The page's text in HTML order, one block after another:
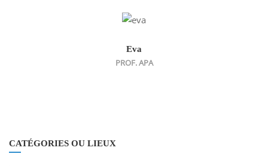
Eva
PROF. APA
CATÉGORIES OU LIEUX